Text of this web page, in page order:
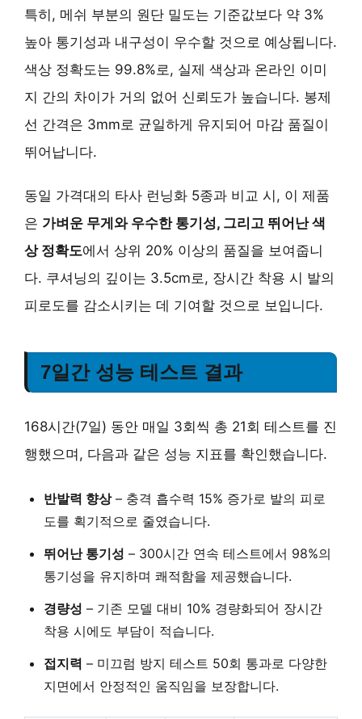
특히, 메쉬 부분의 원단 밀도는 기준값보다 약 3%
높아 통기성과 내구성이 우수할 것으로 예상됩니다.
색상 정확도는 99.8%로, 실제 색상과 온라인 이미
지 간의 차이가 거의 없어 신뢰도가 높습니다. 봉제
선 간격은 3mm로 균일하게 유지되어 마감 품질이
뛰어납니다.
동일 가격대의 타사 런닝화 5종과 비교 시, 이 제품
은 가벼운 무게와 우수한 통기성, 그리고 뛰어난 색
상 정확도에서 상위 20% 이상의 품질을 보여줍니
다. 쿠셔닝의 깊이는 3.5cm로, 장시간 착용 시 발의
피로도를 감소시키는 데 기여할 것으로 보입니다.
7일간 성능 테스트 결과
168시간(7일) 동안 매일 3회씩 총 21회 테스트를 진
행했으며, 다음과 같은 성능 지표를 확인했습니다.
반발력 향상– 충격 흡수력 15% 증가로 발의 피로
도를 획기적으로 줄였습니다.
뛰어난 통기성 – 300시간 연속 테스트에서 98%의
통기성을 유지하며 쾌적함을 제공했습니다.
경량성 – 기존 모델 대비 10% 경량화되어 장시간
착용 시에도 부담이 적습니다.
접지력 – 미끄럼 방지 테스트 50회 통과로 다양한
지면에서 안정적인 움직임을 보장합니다.